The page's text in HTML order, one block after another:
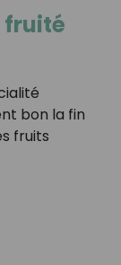
fruité
bon la fin
fruits